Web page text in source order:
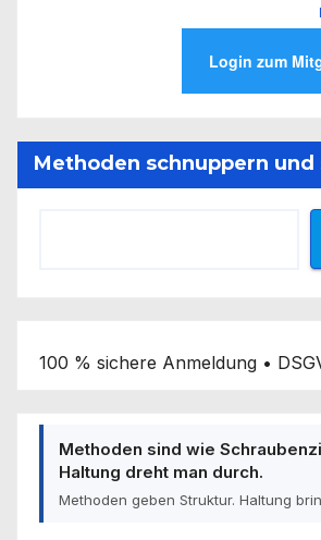
Methoden schnuppern und
100 % sichere Anmeldung •
Methoden sind wie
Haltung dreht man durch.
Methoden geben Struktur. Haltung